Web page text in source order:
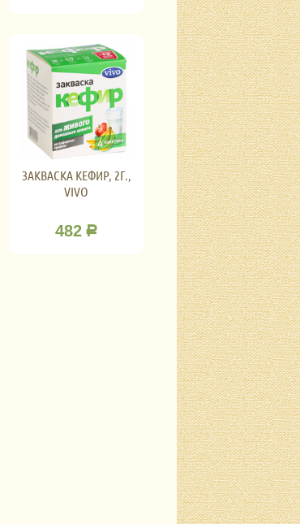
ЗАКВАСКА КЕФИР, 2Г.,
VIVO
482 Р